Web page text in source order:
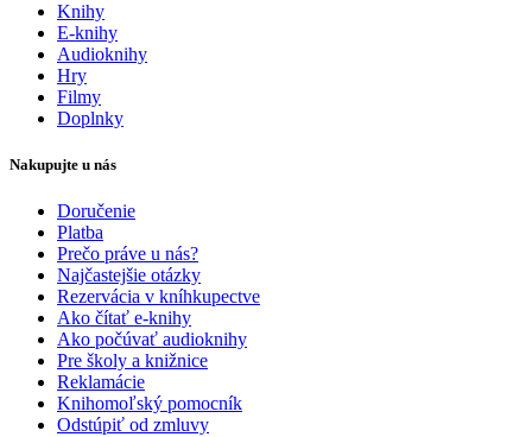
Knihy
E-knihy
Audioknihy
Hry
Filmy
Doplnky
Nakupujte u nás
Doručenie
Platba
Prečo práve u nás?
Najčastejšie otázky
Rezervácia v kníhkupectve
Ako čítať e-knihy
Ako počúvať audioknihy
Pre školy a knižnice
Reklamácie
Knihomoľský pomocník
Odstúpiť od zmluvy